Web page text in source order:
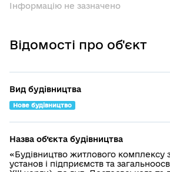
Інформацію не зазначено
Відомості про об'єкт
Вид будівництва
Нове будівництво
Назва об’єкта будівництва
«Будівництво житлового комплексу
установ і підприємств та